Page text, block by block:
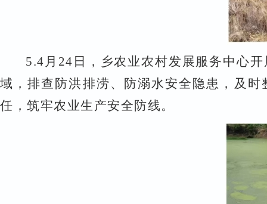
5.4 月 24 日，乡农业农村发展服务中心开
域，排查防洪排涝、防溺水安全隐患，及
任，筑牢农业生产安全防线。